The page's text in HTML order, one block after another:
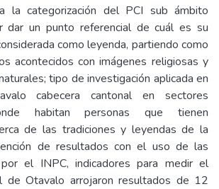
la categorización del PCI sub ámbito
dar un punto referencial de cuál es su
como leyenda, partiendo como
acontecidos con imágenes religiosas y
tipo de investigación aplicada en
cabecera cantonal en sectores
habitan personas que tienen
de las tradiciones y leyendas de la
de resultados con el uso de las
el INPC, indicadores para medir el
de Otavalo arrojaron resultados de 12